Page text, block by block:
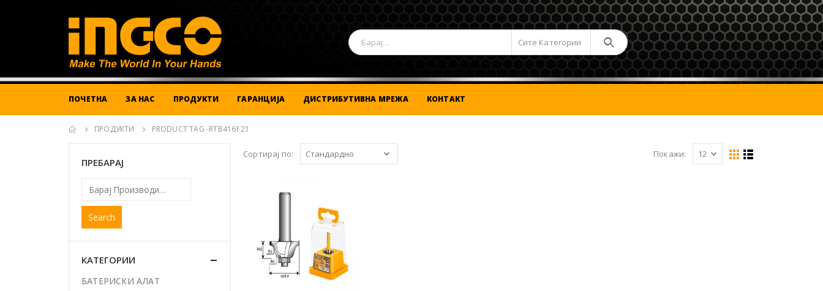
Сите Категории
ПОЧЕТНА ЗА НАС ПРОДУКТИ ГАРАНЦИЈА ДИСТРИБУТИВНА МРЕЖА КОНТАКТ
ПРОДУКТИ PRODUCT TAG -RTB416121
Сортирај по: Покажи:
ПРЕБАРАЈ
Search
КАТЕГОРИИ
БАТЕРИСКИ АЛАТ